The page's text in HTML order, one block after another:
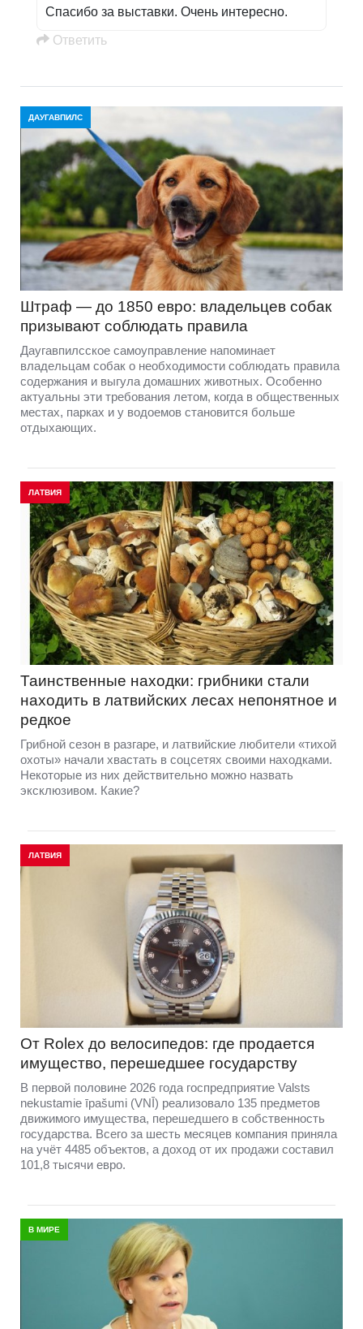
Спасибо за выставки. Очень интересно.
Oтветить
ДАУГАВПИЛС
Штраф — до 1850 евро: владельцев собак
призывают соблюдать правила
Даугавпилсское самоуправление напоминает
владельцам собак о необходимости соблюдать правила
содержания и выгула домашних животных. Особенно
актуальны эти требования летом, когда в общественных
местах, парках и у водоемов становится больше
отдыхающих.
ЛАТВИЯ
Таинственные находки: грибники стали
находить в латвийских лесах непонятное и
редкое
Грибной сезон в разгаре, и латвийские любители «тихой
охоты» начали хвастать в соцсетях своими находками.
Некоторые из них действительно можно назвать
эксклюзивом. Какие?
ЛАТВИЯ
От Rolex до велосипедов: где продается
имущество, перешедшее государству
В первой половине 2026 года госпредприятие Valsts
nekustamie īpašumi (VNĪ) реализовало 135 предметов
движимого имущества, перешедшего в собственность
государства. Всего за шесть месяцев компания приняла
на учёт 4485 объектов, а доход от их продажи составил
101,8 тысячи евро.
В МИРЕ